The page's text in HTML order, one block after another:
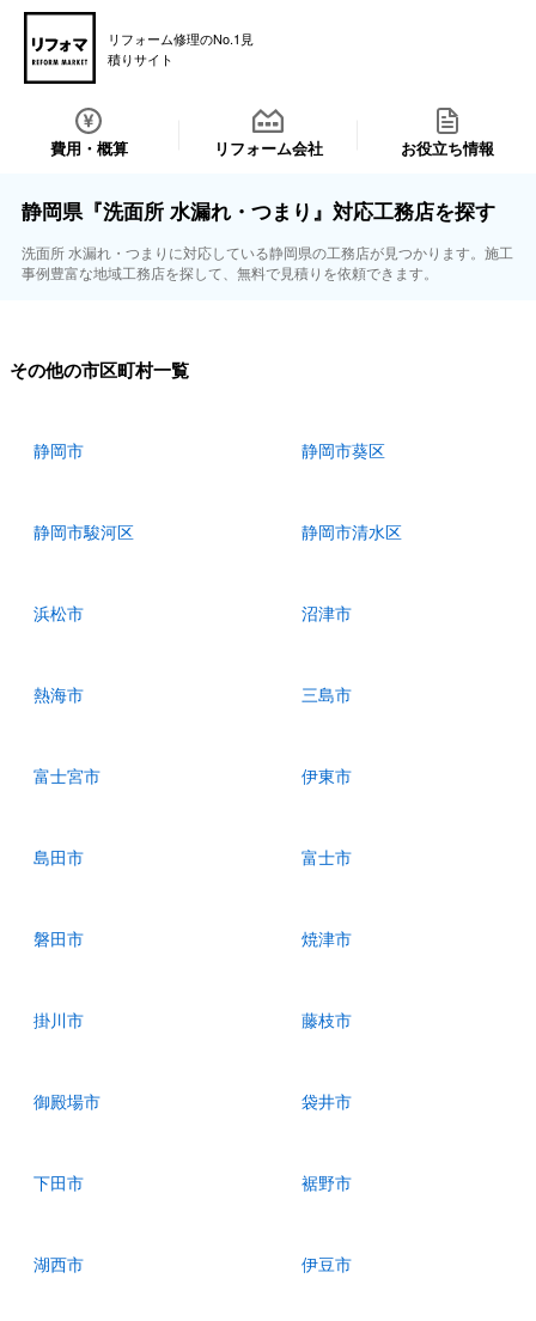
リフォーム修理のNo.1見
積りサイト
費用・概算 リフォーム会社 お役立ち情報
静岡県『洗面所 水漏れ・つまり』対応工務店を探す
洗面所 水漏れ・つまりに対応している静岡県の工務店が見つかります。施工
事例豊富な地域工務店を探して、無料で見積りを依頼できます。
その他の市区町村一覧
静岡市 静岡市葵区
静岡市駿河区 静岡市清水区
浜松市 沼津市
熱海市 三島市
富士宮市 伊東市
島田市 富士市
磐田市 焼津市
掛川市 藤枝市
御殿場市 袋井市
下田市 裾野市
湖西市 伊豆市